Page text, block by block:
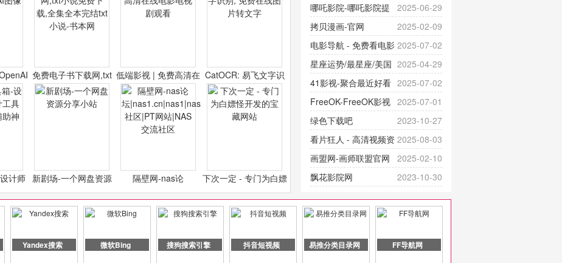
器
免费电子书下载网,txt
小说免费下载,全集全
本完结txt小说-书本网
低端影视 | 免费高清在
线电影电视剧观看
CatOCR: 易飞文字识
别, 免费在线图片转文
字
计师
类设
新剧场-一个网盘资源
分享小站
隔壁网-nas论
坛|nas1.cn|nas1|nas
社区|PT网站|NAS交流
下次一定 - 专门为白嫖
怪开发的宝藏网站
具导航
2025-06-29
哪吒影院-哪吒影院提
供最新、最全的高清电影、电视
剧、动漫和综艺节目免费观看。平
台内容丰富，更新快速，支持在线
观看，满足各类影迷需求，提供无
广告、高清流畅的观影体验。
2025-02-09
拷贝漫画-官网
_www.copymango.com_动漫综合
2025-07-02
电影导航 - 免费看电影
就来这！ | 快导航网-免费看电影就
来这！收录大量免费看电影网站！
2025-04-29
星座运势/最星座/美国
神婆星座网
2025-07-02
41影视-聚合最近好看
的电视剧最新电影网站-41影视为您
提供最新成全短剧电视剧、电视剧
大全、好看的电视剧、最新的电影
在线观看，神马影院每天更新最新
好看的动作片、 喜剧片、爱情片、
2025-07-01
FreeOK-FreeOK影视
官网-最新影视资源|追剧也很卷
2023-10-27
绿色下载吧
2025-08-03
看片狂人 - 高清视频资
源免费在线观看
2025-02-10
画盟网-画师联盟官网
_huashilm.com_动漫综合2023-10-30
飘花影院网
页版入口
Yandex搜索 微软Bing 搜狗搜索引擎 抖音短视频 易推分类目录网 FF导航网